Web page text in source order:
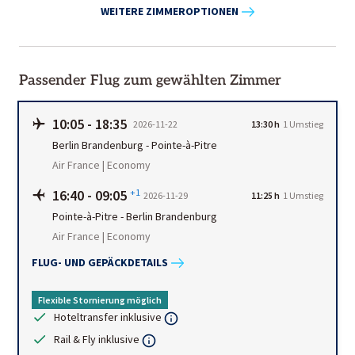
WEITERE ZIMMEROPTIONEN
Passender Flug zum gewählten Zimmer
10:05 - 18:35 2026-11-22 13:30 h 1 Umstieg
Berlin Brandenburg -Pointe-à-Pitre
Air France | Economy
16:40 - 09:05 +1 2026-11-29 11:25 h 1 Umstieg
Pointe-à-Pitre -Berlin Brandenburg
Air France | Economy
FLUG- UND GEPÄCKDETAILS
Flexible Stornierung möglich
Hoteltransfer inklusive
Rail & Fly inklusive